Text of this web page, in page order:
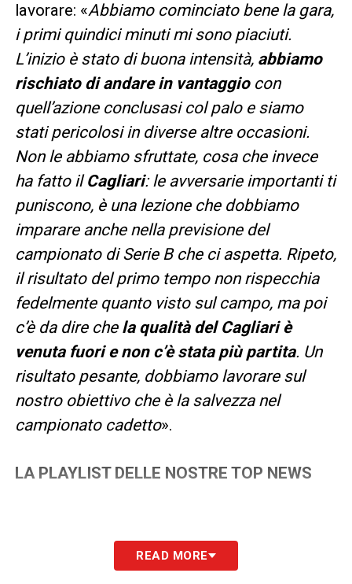
lavorare: «Abbiamo cominciato bene la gara,
i primi quindici minuti mi sono piaciuti.
L’inizio è stato di buona intensità, abbiamo
rischiato di andare in vantaggiocon
quell’azione conclusasi col palo e siamo
stati pericolosi in diverse altre occasioni.
Non le abbiamo sfruttate, cosa che invece
ha fatto ilCagliari: le avversarie importanti ti
puniscono, è una lezione che dobbiamo
imparare anche nella previsione del
campionato di Serie B che ci aspetta. Ripeto,
il risultato del primo tempo non rispecchia
fedelmente quanto visto sul campo, ma poi
c’è da dire che la qualità del Cagliari è
venuta fuori e non c’è stata più partita. Un
risultato pesante, dobbiamo lavorare sul
nostro obiettivo che è la salvezza nel
campionato cadetto».
LA PLAYLIST DELLE NOSTRE TOP NEWS
READ MORE